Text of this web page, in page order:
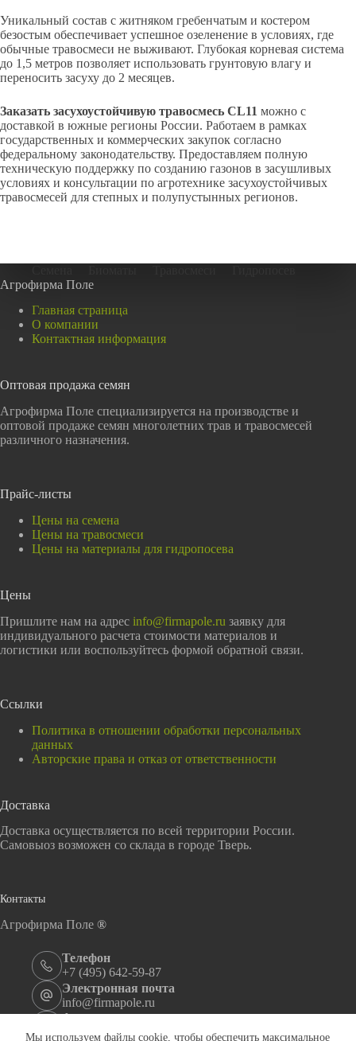
Мы используем файлы cookie, чтобы обеспечить максимальное
Уникальный состав с житняком гребенчатым и костером
безостым обеспечивает успешное озеленение в условиях, где
обычные травосмеси не выживают. Глубокая корневая система
до 1,5 метров позволяет использовать грунтовую влагу и
переносить засуху до 2 месяцев.
Заказать засухоустойчивую травосмесь CL11 можно с
доставкой в южные регионы России. Работаем в рамках
государственных и коммерческих закупок согласно
федеральному законодательству. Предоставляем полную
техническую поддержку по созданию газонов в засушливых
условиях и консультации по агротехнике засухоустойчивых
травосмесей для степных и полупустынных регионов.
Агрофирма Поле
Главная страница
О компании
Контактная информация
Оптовая продажа семян
Агрофирма Поле специализируется на производстве и
оптовой продаже семян многолетних трав и травосмесей
различного назначения.
Прайс-листы
Цены на семена
Цены на травосмеси
Цены на материалы для гидропосева
Цены
Пришлите нам на адрес info@firmapole.ru заявку для
индивидуального расчета стоимости материалов и
логистики или воспользуйтесь формой обратной связи.
Ссылки
Политика в отношении обработки персональных
данных
Авторские права и отказ от ответственности
Доставка
Доставка осуществляется по всей территории России.
Самовыоз возможен со склада в городе Тверь.
Контакты
Агрофирма Поле ®
Телефон
+7 (495) 642-59-87
Электронная почта
info@firmapole.ru
Адрес
ул. Андрея Дементьева, 39, Тверь, 170100